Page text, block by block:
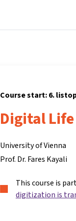
Course start: 6.
Digital Life
University of Vienna
Prof. Dr. Fares Kayali
This course is
digitization is